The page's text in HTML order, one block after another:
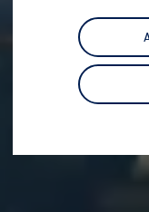
Αστυπάλαια:
Volkswagen
Bulli
VW Bus